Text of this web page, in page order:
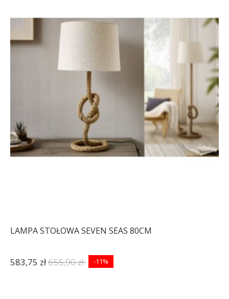
LAMPA STOŁOWA SEVEN SEAS 80CM
583,75 zł655,90 zł -11%